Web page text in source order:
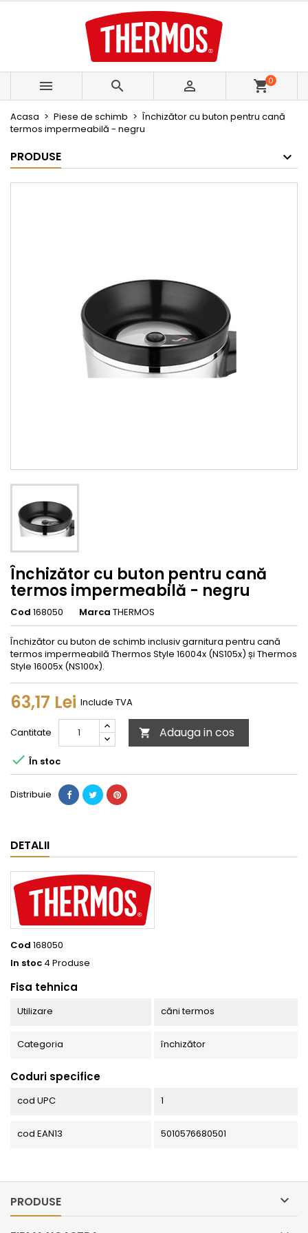
   shopping_cart0
Acasa Piese de schimb
Închizător cu buton pentru cană
termos impermeabilă - negru
PRODUSE
Închizător cu buton pentru cană
termos impermeabilă - negru
Cod 168050 Marca THERMOS
Închizător cu buton de schimb inclusiv garnitura pentru cană
termos impermeabilă Thermos Style 16004x (NS105x) și Thermos
Style 16005x (NS100x).
63,17 Lei Include TVA
Cantitate  Adauga in cos
 În stoc
Distribuie
DETALII
Cod 168050
In stoc 4 Produse
Fisa tehnica
Utilizare căni termos
Categoria închizător
Coduri specifice
cod UPC 1
cod EAN13 5010576680501
PRODUSE 